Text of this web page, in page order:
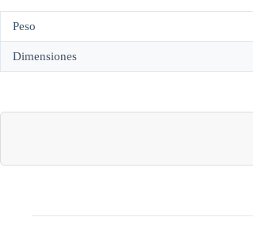
Peso
Dimensiones